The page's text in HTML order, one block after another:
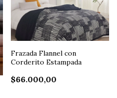
Frazada Flannel con
Corderito Estampada
$66.000,00